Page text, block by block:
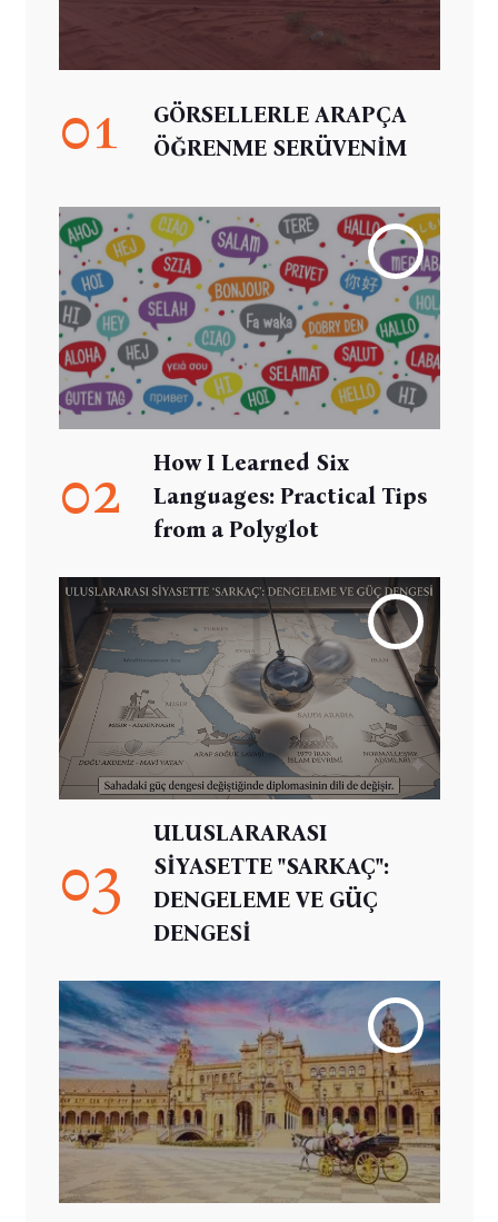
01
GÖRSELLERLE ARAPÇA
ÖĞRENME SERÜVENİM
02
How I Learned Six
Languages: Practical Tips
from a Polyglot
03
ULUSLARARASI
SİYASETTE "SARKAÇ":
DENGELEME VE GÜÇ
DENGESİ